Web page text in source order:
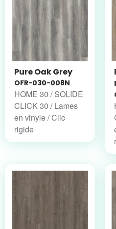
Pure Oak Grey
OFR-030-008N
HOME 30 / SOLIDE
CLICK 30 / Lames
en vinyle / Clic
rigide